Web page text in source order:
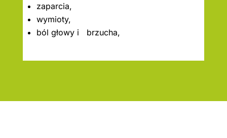
zaparcia,
wymioty,
ból głowy i brzucha,